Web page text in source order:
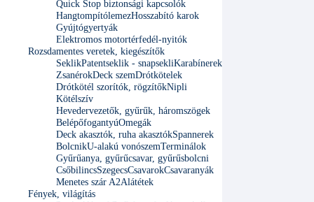
Quick Stop biztonsági kapcsolók
HangtompítólemezHosszabító karok
Gyújtógyertyák
Elektromos motortérfedél-nyitók
Rozsdamentes veretek, kiegészítők
SeklikPatentseklik - snapsekliKarabínerek
ZsanérokDeck szemDrótkötelek
Drótkötél szorítók, rögzítőkNipli
Kötélszív
Hevedervezetők, gyűrűk, háromszögek
BelépőfogantyúOmegák
Deck akasztók, ruha akasztókSpannerek
BolcnikU-alakú vonószemTerminálok
Gyűrűanya, gyűrűcsavar, gyűrűsbolcni
CsőbilincsSzegecsCsavarokCsavaranyák
Menetes szár A2Alátétek
Fények, világítás